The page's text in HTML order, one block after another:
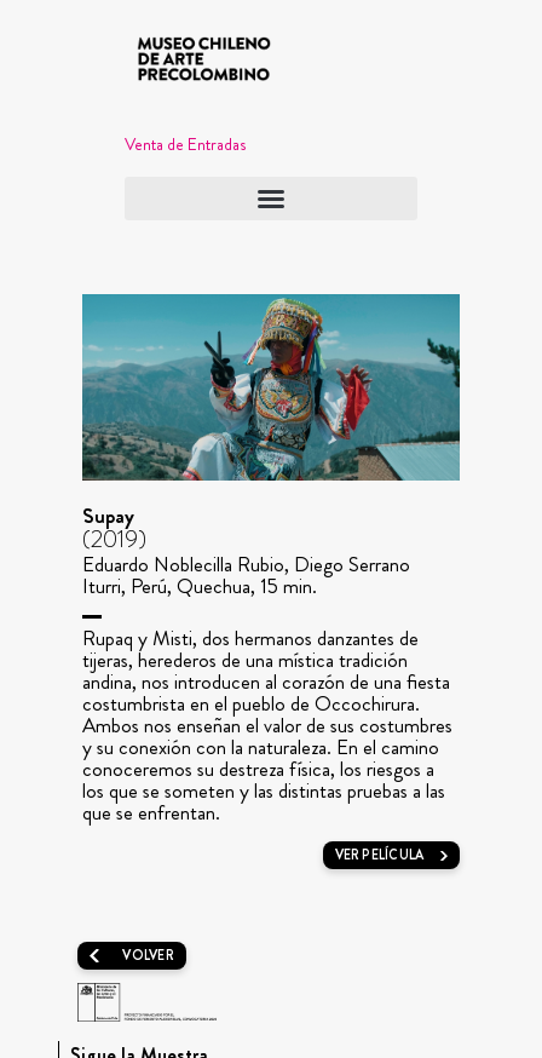
Venta de Entradas
Supay
(2019)
Eduardo Noblecilla Rubio, Diego Serrano
Iturri, Perú, Quechua, 15 min.
Rupaq y Misti, dos hermanos danzantes de
tijeras, herederos de una mística tradición
andina, nos introducen al corazón de una fiesta
costumbrista en el pueblo de Occochirura.
Ambos nos enseñan el valor de sus costumbres
y su conexión con la naturaleza. En el camino
conoceremos su destreza física, los riesgos a
los que se someten y las distintas pruebas a las
que se enfrentan.
VER PELÍCULA
VOLVER